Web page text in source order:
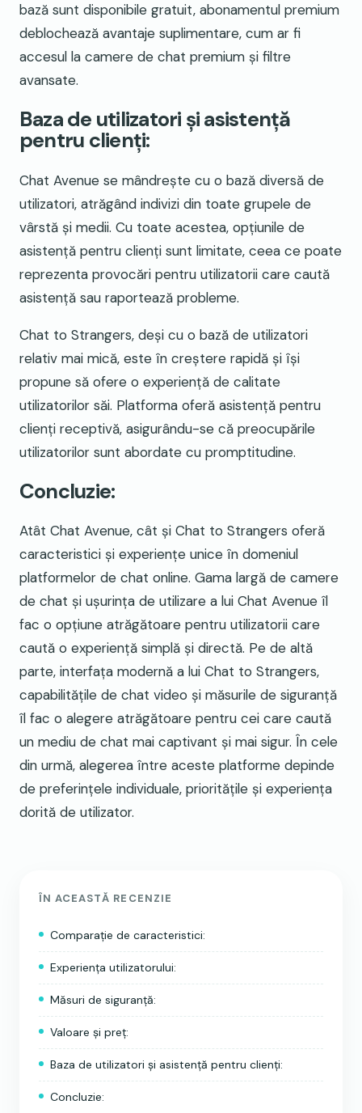
bază sunt disponibile gratuit, abonamentul premium
deblochează avantaje suplimentare, cum ar fi
accesul la camere de chat premium și filtre
avansate.
Baza de utilizatori și asistență
pentru clienți:
Chat Avenue se mândrește cu o bază diversă de
utilizatori, atrăgând indivizi din toate grupele de
vârstă și medii. Cu toate acestea, opțiunile de
asistență pentru clienți sunt limitate, ceea ce poate
reprezenta provocări pentru utilizatorii care caută
asistență sau raportează probleme.
Chat to Strangers, deși cu o bază de utilizatori
relativ mai mică, este în creștere rapidă și își
propune să ofere o experiență de calitate
utilizatorilor săi. Platforma oferă asistență pentru
clienți receptivă, asigurându-se că preocupările
utilizatorilor sunt abordate cu promptitudine.
Concluzie:
Atât Chat Avenue, cât și Chat to Strangers oferă
caracteristici și experiențe unice în domeniul
platformelor de chat online. Gama largă de camere
de chat și ușurința de utilizare a lui Chat Avenue îl
fac o opțiune atrăgătoare pentru utilizatorii care
caută o experiență simplă și directă. Pe de altă
parte, interfața modernă a lui Chat to Strangers,
capabilitățile de chat video și măsurile de siguranță
îl fac o alegere atrăgătoare pentru cei care caută
un mediu de chat mai captivant și mai sigur. În cele
din urmă, alegerea între aceste platforme depinde
de preferințele individuale, prioritățile și experiența
dorită de utilizator.
ÎN ACEASTĂ RECENZIE
Comparație de caracteristici:
Experiența utilizatorului:
Măsuri de siguranță:
Valoare și preț:
Baza de utilizatori și asistență pentru clienți:
Concluzie: